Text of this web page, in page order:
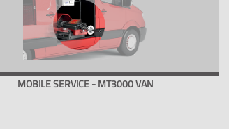
MOBILE SERVICE - MT3000 VAN